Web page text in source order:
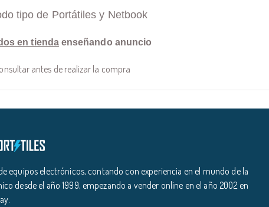
tipo de Portátiles y Netbook
en tienda enseñando anuncio
antes de realizar la compra
equipos electrónicos, contando con experiencia en el mundo de la
desde el año 1999, empezando a vender online en el año 2002 en